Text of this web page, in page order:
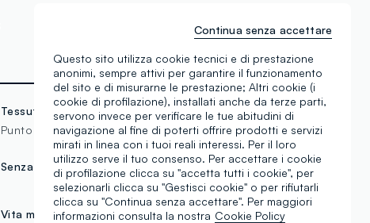
Tessuto
Punto Milano
Senza tasca posteriore
Vita media
Questo sito utilizza cookie tecnici e di prestazione
anonimi, sempre attivi per garantire il funzionamento
del sito e di misurarne le prestazione; Altri cookie (i
cookie di profilazione), installati anche da terze parti,
servono invece per verificare le tue abitudini di
navigazione al fine di poterti offrire prodotti e servizi
mirati in linea con i tuoi reali interessi. Per il loro
utilizzo serve il tuo consenso. Per accettare i cookie
di profilazione clicca su "accetta tutti i cookie", per
selezionarli clicca su "Gestisci cookie" o per rifiutarli
clicca su "Continua senza accettare". Per maggiori
informazioni consulta la nostra Cookie Policy
Continua senza accettare